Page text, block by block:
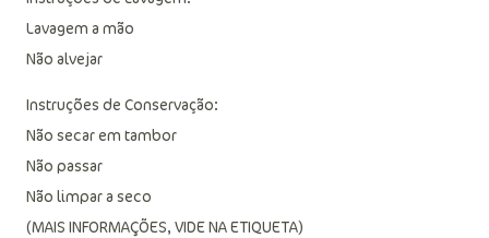
Lavagem a mão
Não alvejar
Instruções de Conservação:
Não secar em tambor
Não passar
Não limpar a seco
(MAIS INFORMAÇÕES, VIDE NA ETIQUETA)